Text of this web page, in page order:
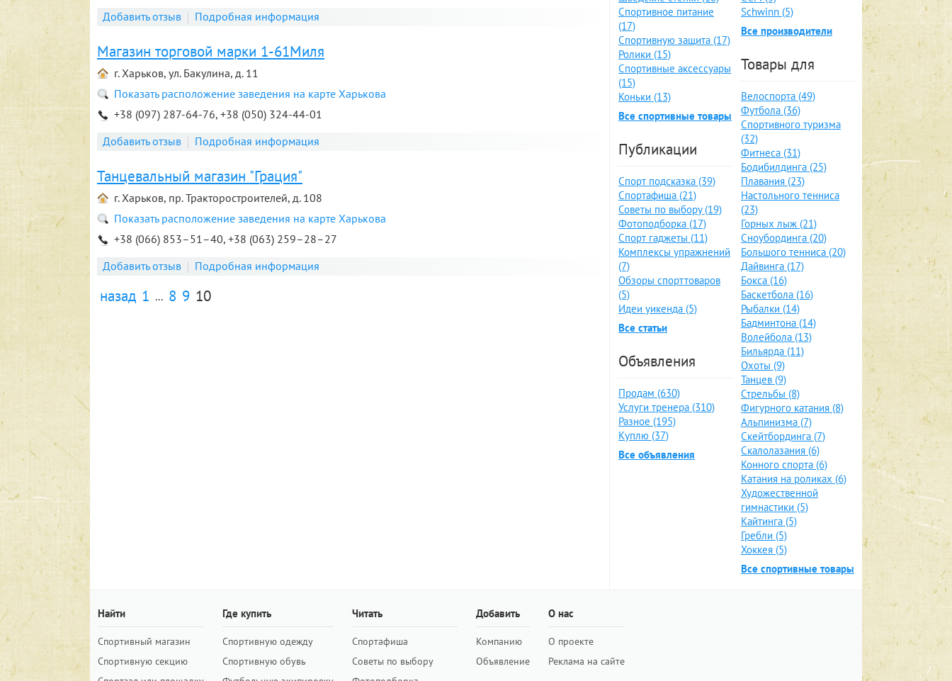
Добавить отзыв
Подробная информация
Магазин торговой марки 1-61Миля
г. Харьков, ул. Бакулина, д. 11
Показать расположение заведения на карте Харькова
+38 (097) 287-64-76, +38 (050) 324-44-01
Добавить отзыв
Подробная информация
Танцевальный магазин "Грация"
г. Харьков, пр. Тракторостроителей, д. 108
Показать расположение заведения на карте Харькова
+38 (066) 853–51–40, +38 (063) 259–28–27
Добавить отзыв
Подробная информация
назад 1 ... 8 9 10
Спортивное питание
(17)
Спортивную защита (17)
Ролики (15)
Спортивные аксессуары
(15)
Коньки (13)
Все спортивные товары
Публикации
Спорт подсказка (39)
Спортафиша (21)
Советы по выбору (19)
Фотоподборка (17)
Спорт гаджеты (11)
Комплексы упражнений
(7)
Обзоры спорттоваров
(5)
Идеи уикенда (5)
Все статьи
Объявления
Продам (630)
Услуги тренера (310)
Разное (195)
Куплю (37)
Все объявления
Schwinn (5)
Все производители
Товары для
Велоспорта (49)
Футбола (36)
Спортивного туризма
(32)
Фитнеса (31)
Бодибилдинга (25)
Плавания (23)
Настольного тенниса
(23)
Горных лыж (21)
Сноубординга (20)
Большого тенниса (20)
Дайвинга (17)
Бокса (16)
Баскетбола (16)
Рыбалки (14)
Бадминтона (14)
Волейбола (13)
Бильярда (11)
Охоты (9)
Танцев (9)
Стрельбы (8)
Фигурного катания (8)
Альпинизма (7)
Скейтбординга (7)
Скалолазания (6)
Конного спорта (6)
Катания на роликах (6)
Художественной
гимнастики (5)
Кайтинга (5)
Гребли (5)
Хоккея (5)
Все спортивные товары
Найти
Спортивный магазин
Спортивную секцию
Где купить
Спортивную одежду
Спортивную обувь
Читать
Спортафиша
Советы по выбору
Добавить
Компанию
Объявление
О нас
О проекте
Реклама на сайте